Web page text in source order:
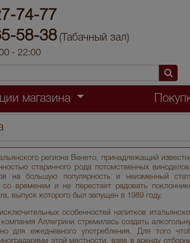
74-77
58-38 (Табачный зал)
- 22:00
магазина
региона Венето, принадлежащий
старинного рода потомственных
на большую популярность и неизменный
временем и не перестает радовать
выпуск которого был запущен в 1989 году.
особенностей напитков
Аллегрини стремилась создать
для ежедневного употребления. Для того
этой местности, взяв в аренду